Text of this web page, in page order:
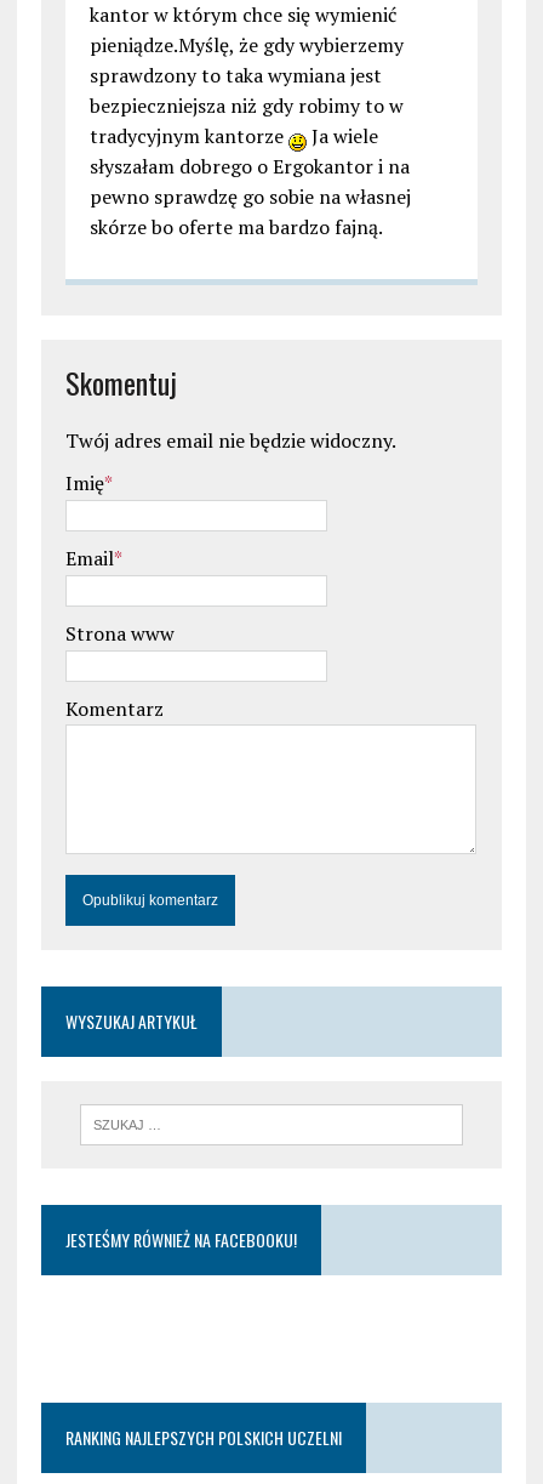
kantor w którym chce się wymienić
pieniądze.Myślę, że gdy wybierzemy
sprawdzony to taka wymiana jest
bezpieczniejsza niż gdy robimy to w
tradycyjnym kantorze
Ja wiele
słyszałam dobrego o Ergokantor i na
pewno sprawdzę go sobie na własnej
skórze bo oferte ma bardzo fajną.
Skomentuj
Twój adres email nie będzie widoczny.
Imię*
Email*
Strona www
Komentarz
WYSZUKAJ ARTYKUŁ
JESTEŚMY RÓWNIEŻ NA FACEBOOKU!
RANKING NAJLEPSZYCH POLSKICH UCZELNI